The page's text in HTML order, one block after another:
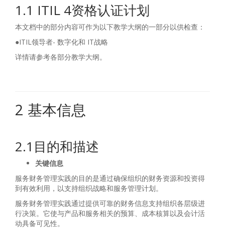
1.1 ITIL 4资格认证计划
本文档中的部分内容可作为以下教学大纲的一部分以供检查：
●ITIL领导者- 数字化和 IT战略
详情请参考各部分教学大纲。
2 基本信息
2.1目的和描述
关键信息
服务财务管理实践的目的是通过确保组织的财务资源和投资得
到有效利用，以支持组织战略和服务管理计划。
服务财务管理实践通过提供可靠的财务信息支持组织各层级进
行决策。它使与产品和服务相关的预算、成本核算以及会计活
动具备可见性。